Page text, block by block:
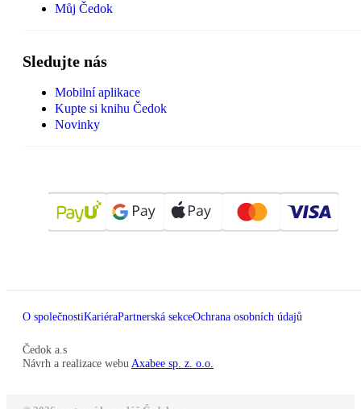
Můj Čedok
Sledujte nás
Mobilní aplikace
Kupte si knihu Čedok
Novinky
O společnostiKariéraPartnerská sekceOchrana osobních údajů
Čedok a.s
Návrh a realizace webu Axabee sp. z. o.o.